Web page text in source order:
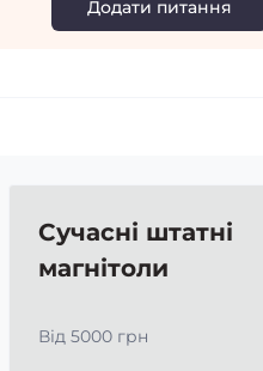
Додати питання
Сучасні штатні
магнітоли
Від 5000 грн